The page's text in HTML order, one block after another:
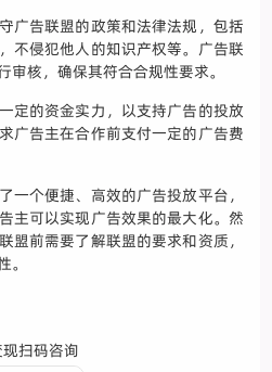
广告联盟的政策和法律法规，包括
不侵犯他人的知识产权等。广告联
核，确保其符合合规性要求。
定的资金实力，以支持广告的投放
广告主在合作前支付一定的广告费
一个便捷、高效的广告投放平台，
主可以实现广告效果的最大化。然
盟前需要了解联盟的要求和资质，
扫码咨询